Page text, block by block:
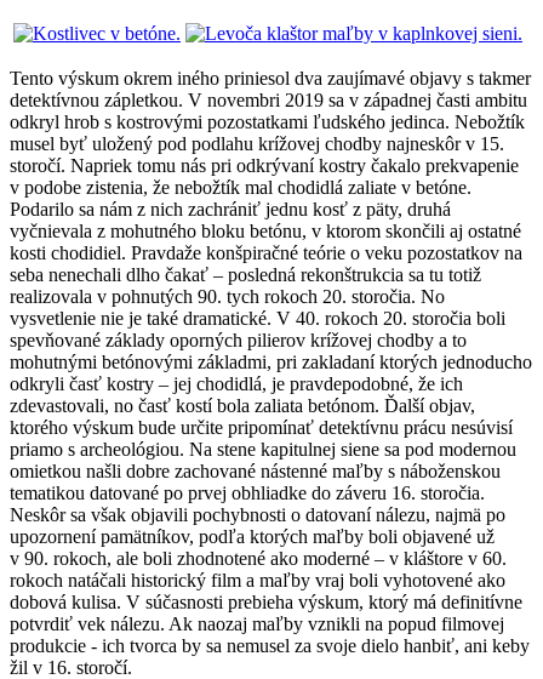
Tento výskum okrem iného priniesol dva zaujímavé objavy s takmer
detektívnou zápletkou. V novembri 2019 sa v západnej časti ambitu
odkryl hrob s kostrovými pozostatkami ľudského jedinca. Nebožtík
musel byť uložený pod podlahu krížovej chodby najneskôr v 15.
storočí. Napriek tomu nás pri odkrývaní kostry čakalo prekvapenie
v podobe zistenia, že nebožtík mal chodidlá zaliate v betóne.
Podarilo sa nám z nich zachrániť jednu kosť z päty, druhá
vyčnievala z mohutného bloku betónu, v ktorom skončili aj ostatné
kosti chodidiel. Pravdaže konšpiračné teórie o veku pozostatkov na
seba nenechali dlho čakať – posledná rekonštrukcia sa tu totiž
realizovala v pohnutých 90. tych rokoch 20. storočia. No
vysvetlenie nie je také dramatické. V 40. rokoch 20. storočia boli
spevňované základy oporných pilierov krížovej chodby a to
mohutnými betónovými základmi, pri zakladaní ktorých jednoducho
odkryli časť kostry – jej chodidlá, je pravdepodobné, že ich
zdevastovali, no časť kostí bola zaliata betónom. Ďalší objav,
ktorého výskum bude určite pripomínať detektívnu prácu nesúvisí
priamo s archeológiou. Na stene kapitulnej siene sa pod modernou
omietkou našli dobre zachované nástenné maľby s náboženskou
tematikou datované po prvej obhliadke do záveru 16. storočia.
Neskôr sa však objavili pochybnosti o datovaní nálezu, najmä po
upozornení pamätníkov, podľa ktorých maľby boli objavené už
v 90. rokoch, ale boli zhodnotené ako moderné – v kláštore v 60.
rokoch natáčali historický film a maľby vraj boli vyhotovené ako
dobová kulisa. V súčasnosti prebieha výskum, ktorý má definitívne
potvrdiť vek nálezu. Ak naozaj maľby vznikli na popud filmovej
produkcie - ich tvorca by sa nemusel za svoje dielo hanbiť, ani keby
žil v 16. storočí.